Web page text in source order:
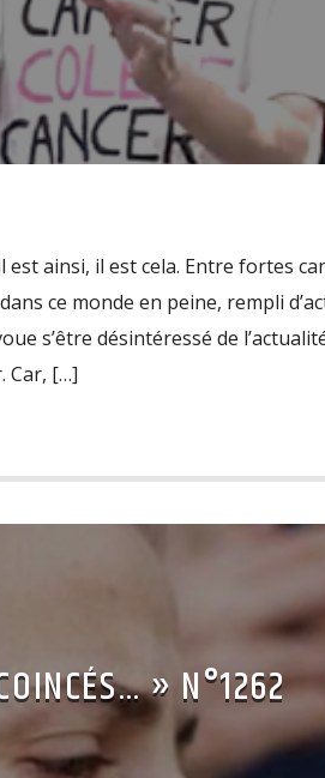
ainsi, il est cela. Entre fortes
ce monde en peine, rempli
s’être désintéressé de
Car, […]
» N°1262